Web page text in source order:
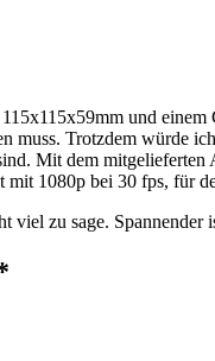
und
Trotzdem würde
Mit dem
1080p bei 30 fps, für
viel zu sage. Spannender